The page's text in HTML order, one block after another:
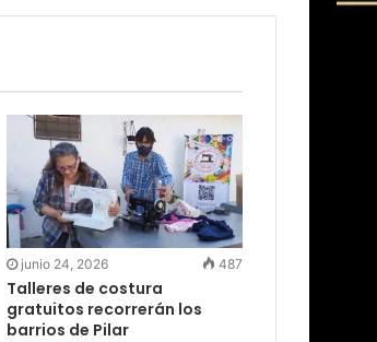
junio 24, 2026 487
Talleres de costura
gratuitos recorrerán los
barrios de Pilar